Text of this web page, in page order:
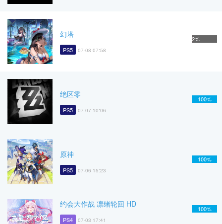
幻塔
PS5 07-08 07:58
2%
绝区零
PS5 07-07 10:06
100%
原神
PS5 07-06 15:23
100%
约会大作战 凛绪轮回 HD
PS4 07-03 17:41
100%